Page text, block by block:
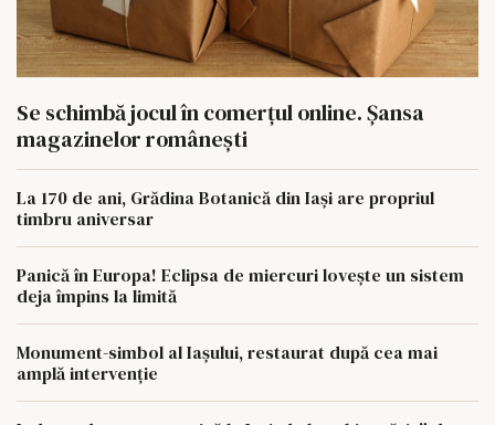
Se schimbă jocul în comerțul online. Șansa
magazinelor românești
La 170 de ani, Grădina Botanică din Iași are propriul
timbru aniversar
Panică în Europa! Eclipsa de miercuri lovește un sistem
deja împins la limită
Monument-simbol al Iaşului, restaurat după cea mai
amplă intervenţie